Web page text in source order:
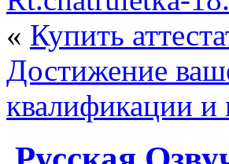
« Купить
Достижение
квалификации и